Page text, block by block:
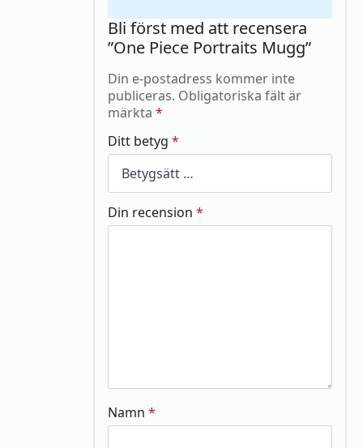
Bli först med att recensera
”One Piece Portraits Mugg”
Din e-postadress kommer inte
publiceras. Obligatoriska fält är
märkta *
Ditt betyg *
Din recension *
Namn *